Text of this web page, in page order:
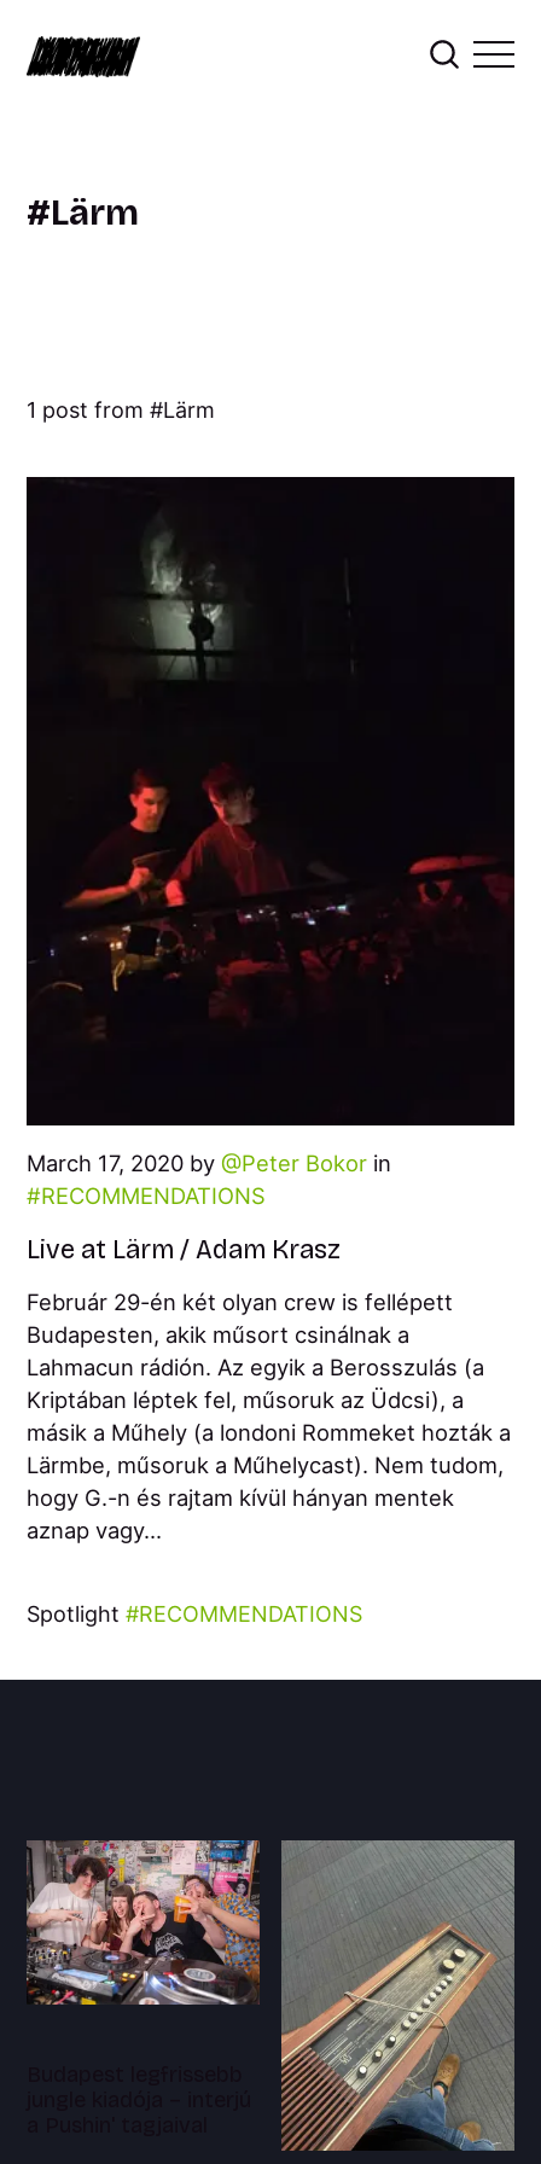
Lärm
1 post from Lärm
March 17, 2020 by Peter Bokor in
RECOMMENDATIONS
Live at Lärm / Adam Krasz
Február 29-én két olyan crew is fellépett
Budapesten, akik műsort csinálnak a
Lahmacun rádión. Az egyik a Berosszulás (a
Kriptában léptek fel, műsoruk az Üdcsi), a
másik a Műhely (a londoni Rommeket hozták a
Lärmbe, műsoruk a Műhelycast). Nem tudom,
hogy G.-n és rajtam kívül hányan mentek
aznap vagy...
Spotlight RECOMMENDATIONS